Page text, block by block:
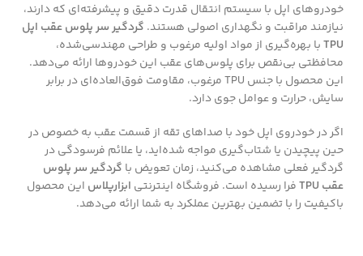
خودروهای اپل با سیستم انتقال قدرت دقیق و پیشرفته‌ای که دارند،
نیازمند مراقبت و نگهداری اصولی هستند. گردگیر سر پلوس عقب اپل
TPUبا بهره‌گیری از مواد اولیه مرغوب و طراحی مهندسی‌شده،
محافظتی بی‌نقص برای پلوس‌های عقب این خودروها ارائه می‌دهد.
این محصول با جنس TPU مرغوب، مقاومت فوق‌العاده‌ای در برابر
سایش، حرارت و عوامل جوی دارد.
اگر در خودروی اپل خود با صداهای تقه از قسمت عقب به خصوص در
حین پیچیدن یا شتاب‌گیری مواجه شده‌اید، یا علائم فرسودگی در
گردگیر فعلی مشاهده می‌کنید، زمان تعویض با گردگیر سر پلوس
عقب TPU
فرا رسیده است. فروشگاه اینترنتی ابزارپلاس این محصول
باکیفیت را با تضمین بهترین عملکرد به شما ارائه می‌دهد.